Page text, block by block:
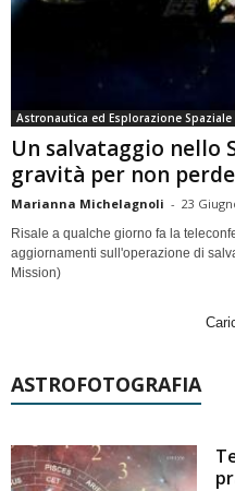
Astronautica ed Esplorazione Spaziale
Un salvataggio nello
gravità per non
Marianna Michelagnoli - 23
Risale a qualche giorno fa la
aggiornamenti sull'operazione di
Mission)
ASTROFOTOGRAFIA